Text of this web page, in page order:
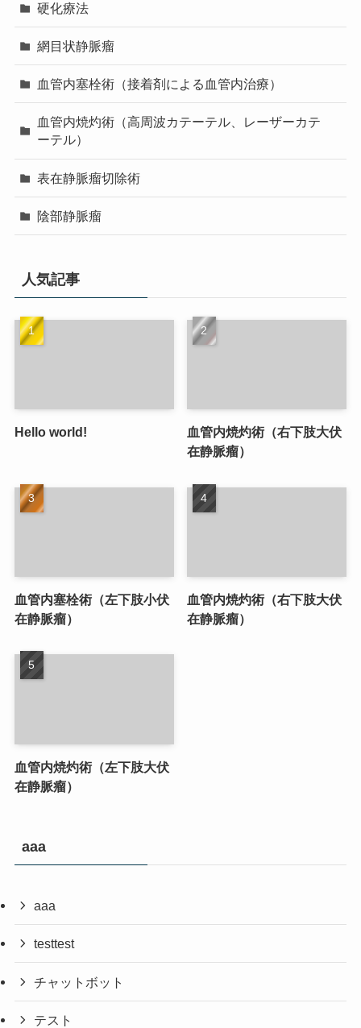
硬化療法
網目状静脈瘤
血管内塞栓術（接着剤による血管内治療）
血管内焼灼術（高周波カテーテル、レーザーカテ
ーテル）
表在静脈瘤切除術
陰部静脈瘤
人気記事
Hello world!
血管内焼灼術（右下肢大伏
在静脈瘤）
血管内塞栓術（左下肢小伏
在静脈瘤）
血管内焼灼術（右下肢大伏
在静脈瘤）
血管内焼灼術（左下肢大伏
在静脈瘤）
aaa
aaa
testtest
チャットボット
テスト